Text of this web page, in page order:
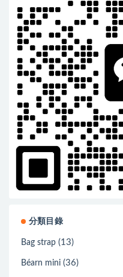
分類目錄
Bag strap (13)
Béarn mini (36)